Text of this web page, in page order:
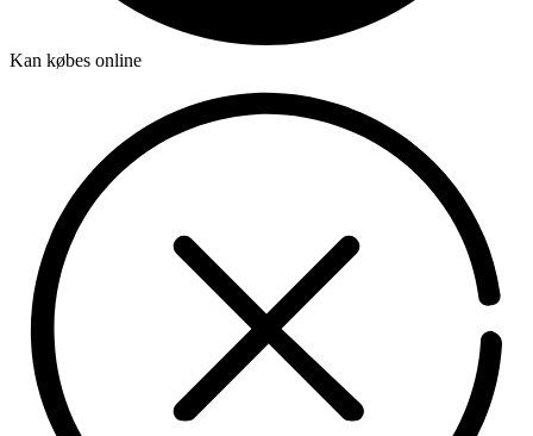
Kan købes online